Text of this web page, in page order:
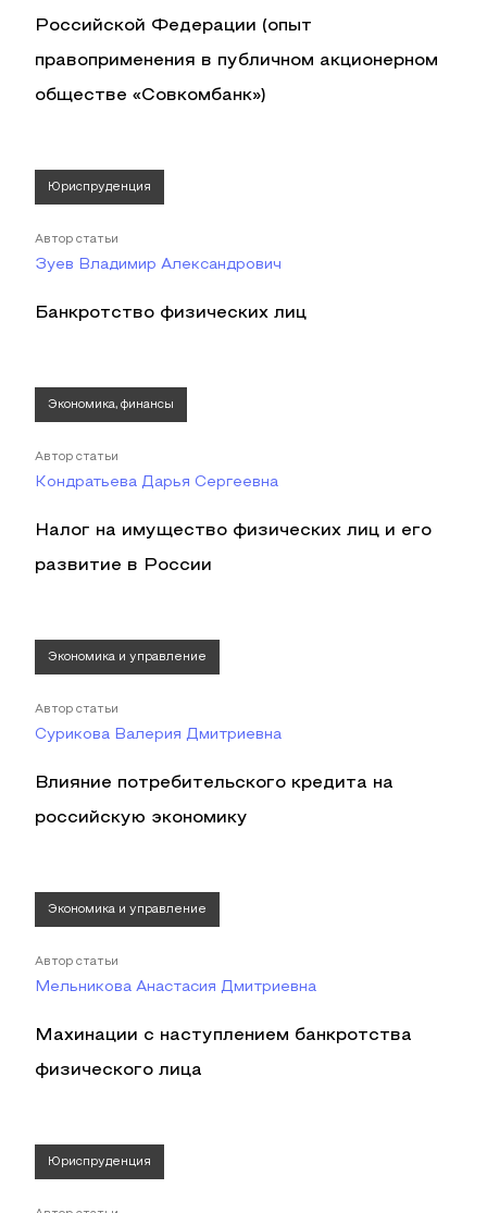
Российской Федерации (опыт
правоприменения в публичном акционерном
обществе «Совкомбанк»)
Юриспруденция
Автор статьи
Зуев Владимир Александрович
Банкротство физических лиц
Экономика, финансы
Автор статьи
Кондратьева Дарья Сергеевна
Налог на имущество физических лиц и его
развитие в России
Экономика и управление
Автор статьи
Сурикова Валерия Дмитриевна
Влияние потребительского кредита на
российскую экономику
Экономика и управление
Автор статьи
Мельникова Анастасия Дмитриевна
Махинации с наступлением банкротства
физического лица
Юриспруденция